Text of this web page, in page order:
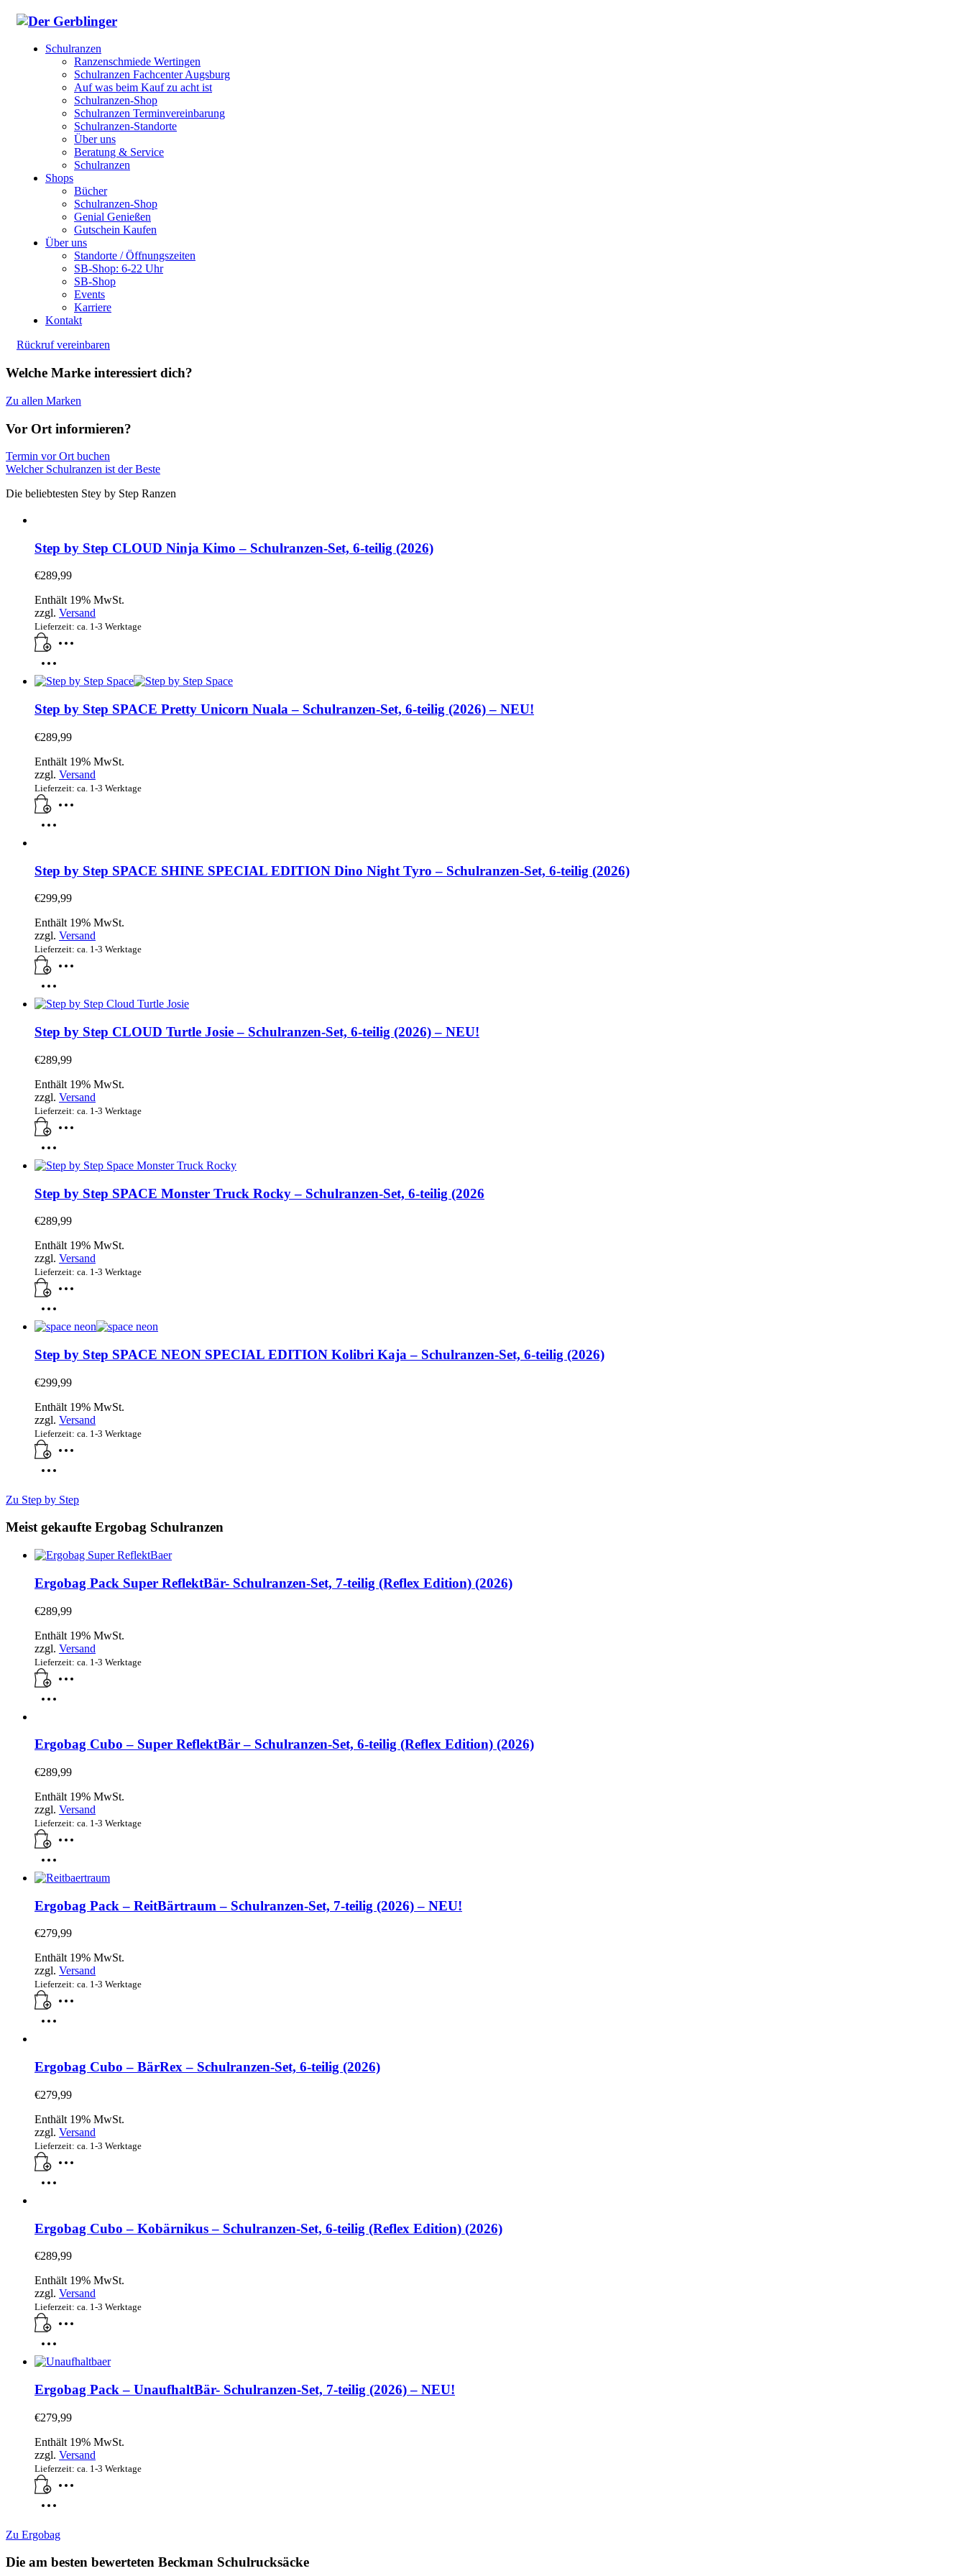
Schulranzen
Ranzenschmiede Wertingen
Schulranzen Fachcenter Augsburg
Auf was beim Kauf zu acht ist
Schulranzen-Shop
Schulranzen Terminvereinbarung
Schulranzen-Standorte
Über uns
Beratung & Service
Schulranzen
Shops
Bücher
Schulranzen-Shop
Genial Genießen
Gutschein Kaufen
Über uns
Standorte / Öffnungszeiten
SB-Shop: 6-22 Uhr
SB-Shop
Events
Karriere
Kontakt
Rückruf vereinbaren
Welche Marke interessiert dich?
Zu allen Marken
Vor Ort informieren?
Termin vor Ort buchen
Welcher Schulranzen ist der Beste
Die beliebtesten Stey by Step Ranzen
Step by Step CLOUD Ninja Kimo – Schulranzen-Set, 6-teilig (2026)
€289,99
Enthält 19% MwSt.
zzgl. Versand
Lieferzeit: ca. 1-3 Werktage
Step by Step SPACE Pretty Unicorn Nuala – Schulranzen-Set, 6-teilig (2026) – NEU!
€289,99
Enthält 19% MwSt.
zzgl. Versand
Lieferzeit: ca. 1-3 Werktage
Step by Step SPACE SHINE SPECIAL EDITION Dino Night Tyro – Schulranzen-Set, 6-teilig (2026)
€299,99
Enthält 19% MwSt.
zzgl. Versand
Lieferzeit: ca. 1-3 Werktage
Step by Step CLOUD Turtle Josie – Schulranzen-Set, 6-teilig (2026) – NEU!
€289,99
Enthält 19% MwSt.
zzgl. Versand
Lieferzeit: ca. 1-3 Werktage
Step by Step SPACE Monster Truck Rocky – Schulranzen-Set, 6-teilig (2026
€289,99
Enthält 19% MwSt.
zzgl. Versand
Lieferzeit: ca. 1-3 Werktage
Step by Step SPACE NEON SPECIAL EDITION Kolibri Kaja – Schulranzen-Set, 6-teilig (2026)
€299,99
Enthält 19% MwSt.
zzgl. Versand
Lieferzeit: ca. 1-3 Werktage
Zu Step by Step
Meist gekaufte Ergobag Schulranzen
Ergobag Pack Super ReflektBär- Schulranzen-Set, 7-teilig (Reflex Edition) (2026)
€289,99
Enthält 19% MwSt.
zzgl. Versand
Lieferzeit: ca. 1-3 Werktage
Ergobag Cubo – Super ReflektBär – Schulranzen-Set, 6-teilig (Reflex Edition) (2026)
€289,99
Enthält 19% MwSt.
zzgl. Versand
Lieferzeit: ca. 1-3 Werktage
Ergobag Pack – ReitBärtraum – Schulranzen-Set, 7-teilig (2026) – NEU!
€279,99
Enthält 19% MwSt.
zzgl. Versand
Lieferzeit: ca. 1-3 Werktage
Ergobag Cubo – BärRex – Schulranzen-Set, 6-teilig (2026)
€279,99
Enthält 19% MwSt.
zzgl. Versand
Lieferzeit: ca. 1-3 Werktage
Ergobag Cubo – Kobärnikus – Schulranzen-Set, 6-teilig (Reflex Edition) (2026)
€289,99
Enthält 19% MwSt.
zzgl. Versand
Lieferzeit: ca. 1-3 Werktage
Ergobag Pack – UnaufhaltBär- Schulranzen-Set, 7-teilig (2026) – NEU!
€279,99
Enthält 19% MwSt.
zzgl. Versand
Lieferzeit: ca. 1-3 Werktage
Zu Ergobag
Die am besten bewerteten Beckman Schulrucksäcke